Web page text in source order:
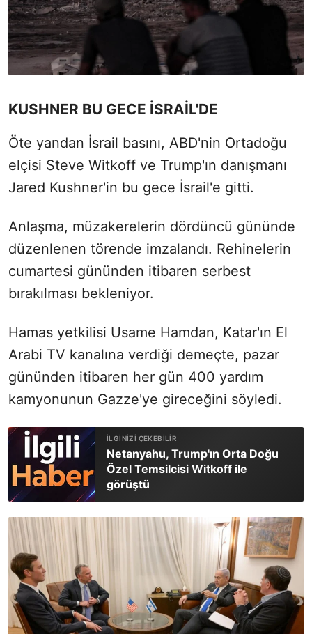
KUSHNER BU GECE İSRAİL'DE
Öte yandan İsrail basını, ABD'nin Ortadoğu
elçisi Steve Witkoff ve Trump'ın danışmanı
Jared Kushner'in bu gece İsrail'e gitti.
Anlaşma, müzakerelerin dördüncü gününde
düzenlenen törende imzalandı. Rehinelerin
cumartesi gününden itibaren serbest
bırakılması bekleniyor.
Hamas yetkilisi Usame Hamdan, Katar'ın El
Arabi TV kanalına verdiği demeçte, pazar
gününden itibaren her gün 400 yardım
kamyonunun Gazze'ye gireceğini söyledi.
Netanyahu, Trump'ın Orta Doğu
Özel Temsilcisi Witkoff ile
görüştü